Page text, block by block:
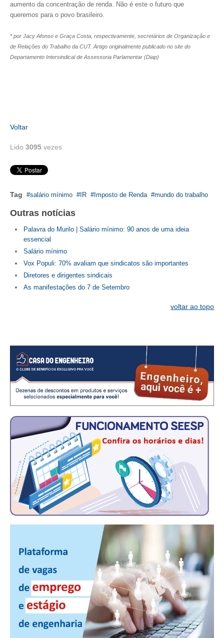
aumento da concentração de renda. Não é este o futuro que
queremos para o povo brasileiro.
* por Jacy Afonso e Graça Costa, respectivamente, secretários de Organização e
de Relações do Trabalho da CUT. Artigo originalmente publicado no site do
Departamento Intersindical de Assessoria Parlamentar (Diap)
Voltar
Lido 3095 vezes
Tag salário mínimo IR Imposto de Renda mundo do trabalho
Outras notícias
Palavra do Murilo | Salário mínimo: 90 anos de uma ideia
essencial
Salário mínimo
Vox Populi: 70% avaliam que sindicatos são importantes
Diretores e dirigentes sindicais
As manifestações do 7 de Setembro
voltar ao topo